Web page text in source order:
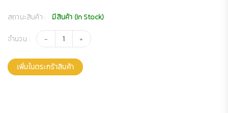
สถานะสินค้า : มีสินค้า (In Stock)
จำนวน :
เพิ่มในตระกร้าสินค้า